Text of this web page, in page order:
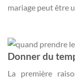
mariage peut être
Donner du
La première